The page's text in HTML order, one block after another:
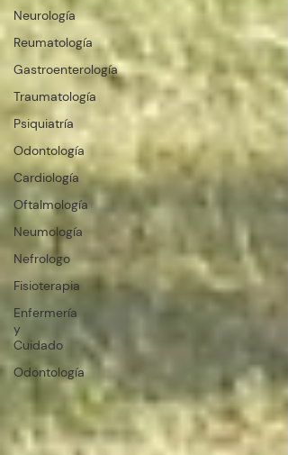
Neurología
Reumatología
Gastroenterología
Traumatología
Psiquiatría
Odontología
Cardiología
Oftalmología
Neumología
Nefrologo
Fisioterapia
Enfermería
y
Cuidado
Odontología